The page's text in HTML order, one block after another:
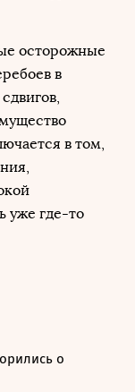
осторожные
в
в том,
уже где-то
о